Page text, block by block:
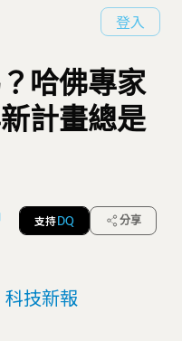
登入
哈佛專家
計畫總是
支持 DQ 分享
科技新報